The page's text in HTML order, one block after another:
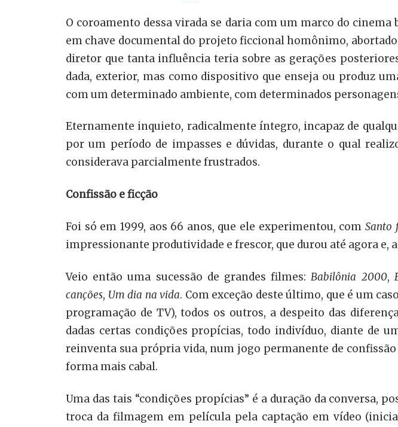
O coroamento dessa virada se daria com um marco do
em chave documental do projeto ficcional homônimo,
diretor que tanta influência teria sobre as gerações
dada, exterior, mas como dispositivo que enseja ou produz
com um determinado ambiente, com determinados
Eternamente inquieto, radicalmente íntegro, incapaz de
por um período de impasses e dúvidas, durante o qual
considerava parcialmente frustrados.
Confissão e ficção
Foi só em 1999, aos 66 anos, que ele experimentou, com Santo
impressionante produtividade e frescor, que durou até agora
Veio então uma sucessão de grandes filmes:Babilônia 2000,
canções, Um dia na vida. Com exceção deste último, que é um caso
programação de TV), todos os outros, a despeito das
dadas certas condições propícias, todo indivíduo, diante de
reinventa sua própria vida, num jogo permanente de confissão
forma mais cabal.
Uma das tais “condições propícias” é a duração da conversa,
troca da filmagem em película pela captação em vídeo